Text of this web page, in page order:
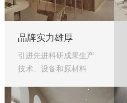
品牌实力雄厚
引进先进科研成果生产
技术、设备和原材料